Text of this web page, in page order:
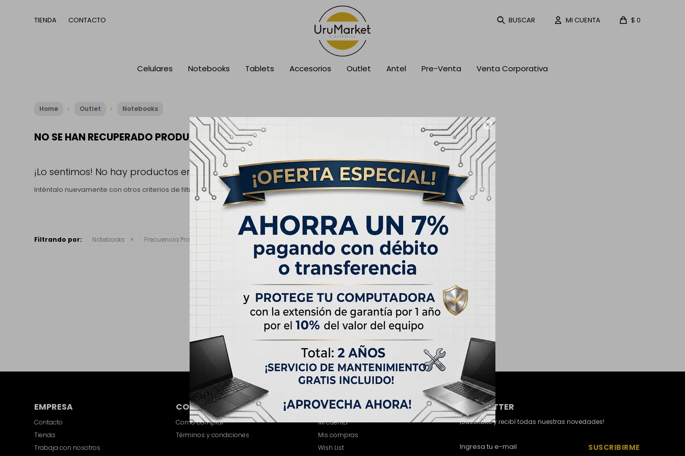

Celulares Notebooks Tablets Accesorios Outlet Antel Pre-Venta Venta Corporativa
$ 0
TIENDA CONTACTO
Home Outlet Notebooks
NO SE HAN RECUPERADO PRODUCTOS
¡Lo sentimos! No hay productos en esta sección.
Inténtalo nuevamente con otros criterios de filtrado o busca en otras secciones de nuestro catálogo.
Filtrando por: Notebooks Frecuencia Procesador: Quitar filtrosTe recomendamos quitar:
Frecuencia Procesador: 2.0 GHZ - 4.5 GHZ
EMPRESA
Contacto
Tienda
Trabaja con nosotros
COMPRA
Como comprar
Términos y condiciones
MI CUENTA
Mi cuenta
Mis compras
Wish List
NEWSLETTER
¡Suscribite y recibí todas nuestras novedades!
SUSCRIBIRME